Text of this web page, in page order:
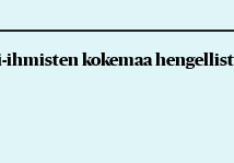
kokemaa